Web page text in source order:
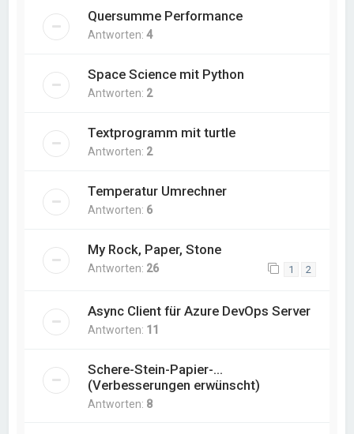
Quersumme Performance
Antworten:4
Space Science mit Python
Antworten: 2
Textprogramm mit turtle
Antworten: 2
Temperatur Umrechner
Antworten: 6
My Rock, Paper, Stone
Antworten: 26 1 2
Async Client für Azure DevOps Server
Antworten: 11
Schere-Stein-Papier-...
(Verbesserungen erwünscht)
Antworten: 8